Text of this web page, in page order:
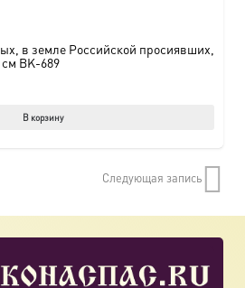
в земле Российской просиявших,
см BK-689
В корзину
Следующая запись